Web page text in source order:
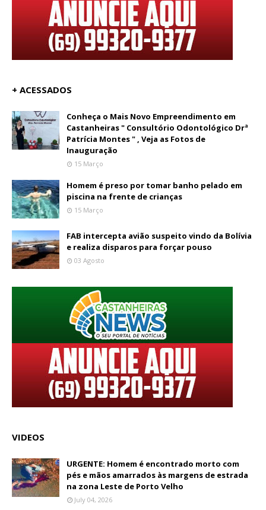
+ ACESSADOS
Conheça o Mais Novo Empreendimento em
Castanheiras " Consultório Odontológico Drª
Patrícia Montes " , Veja as Fotos de
Inauguração
15 Março
Homem é preso por tomar banho pelado em
piscina na frente de crianças
15 Março
FAB intercepta avião suspeito vindo da Bolívia
e realiza disparos para forçar pouso
03 Agosto
VIDEOS
URGENTE: Homem é encontrado morto com
pés e mãos amarrados às margens de estrada
na zona Leste de Porto Velho
July 04, 2026